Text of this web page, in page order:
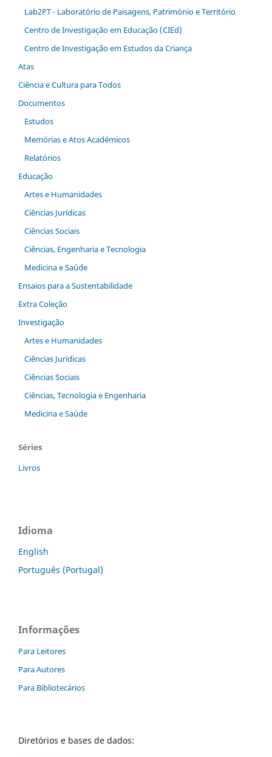
Lab2PT - Laboratório de Paisagens, Património e Território
Centro de Investigação em Educação (CIEd)
Centro de Investigação em Estudos da Criança
Atas
Ciência e Cultura para Todos
Documentos
Estudos
Memórias e Atos Académicos
Relatórios
Educação
Artes e Humanidades
Ciências Jurídicas
Ciências Sociais
Ciências, Engenharia e Tecnologia
Medicina e Saúde
Ensaios para a Sustentabilidade
Extra Coleção
Investigação
Artes e Humanidades
Ciências Jurídicas
Ciências Sociais
Ciências, Tecnologia e Engenharia
Medicina e Saúde
Séries
Livros
Idioma
English
Português (Portugal)
Informações
Para Leitores
Para Autores
Para Bibliotecários
Diretórios e bases de dados: